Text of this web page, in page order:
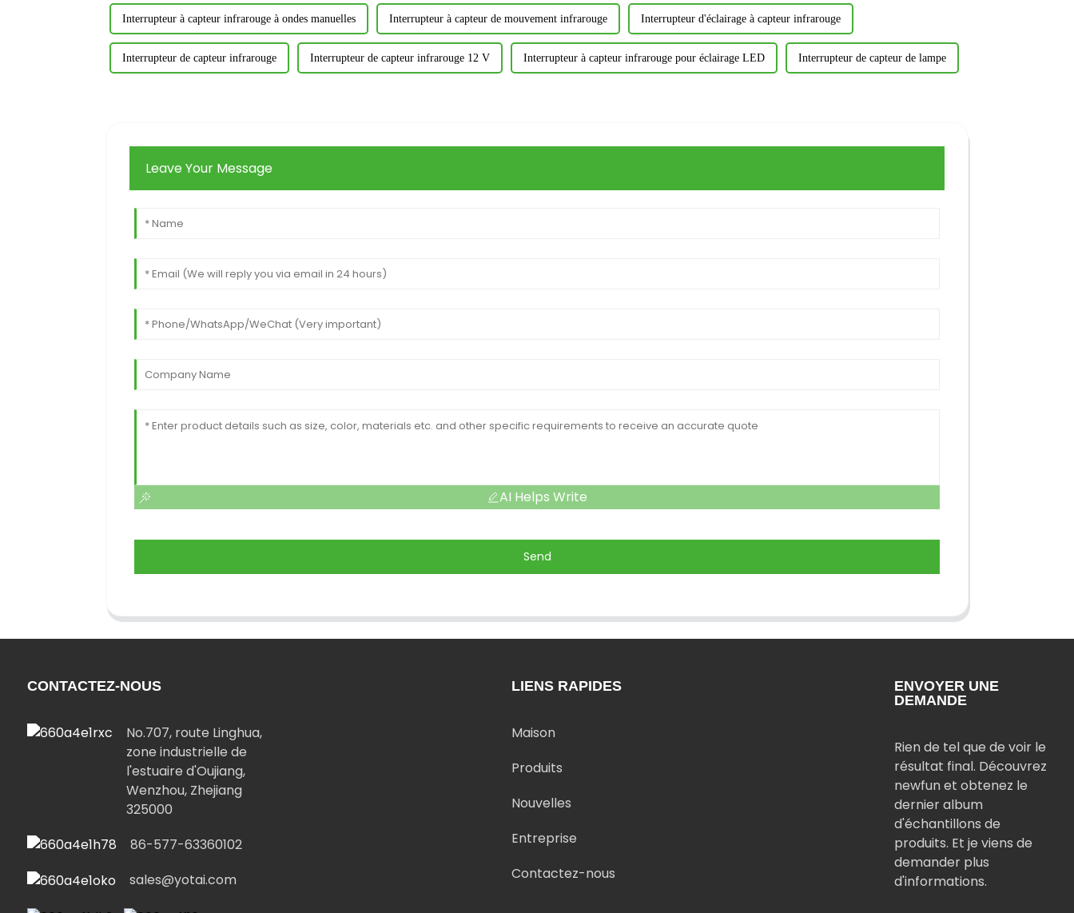
Interrupteur à capteur infrarouge à ondes manuelles Interrupteur à capteur de mouvement infrarouge Interrupteur d'éclairage à capteur infrarouge
Interrupteur de capteur infrarouge Interrupteur de capteur infrarouge 12 V Interrupteur à capteur infrarouge pour éclairage LED Interrupteur de capteur de lampe
Leave Your Message
AI Helps Write
Send
CONTACTEZ-NOUS
No.707, route Linghua,
zone industrielle de
l'estuaire d'Oujiang,
Wenzhou, Zhejiang
325000
86-577-63360102
sales@yotai.com
LIENS RAPIDES
Maison
Produits
Nouvelles
Entreprise
Contactez-nous
ENVOYER UNE
DEMANDE
Rien de tel que de voir le
résultat final. Découvrez
newfun et obtenez le
dernier album
d'échantillons de
produits. Et je viens de
demander plus
d'informations.